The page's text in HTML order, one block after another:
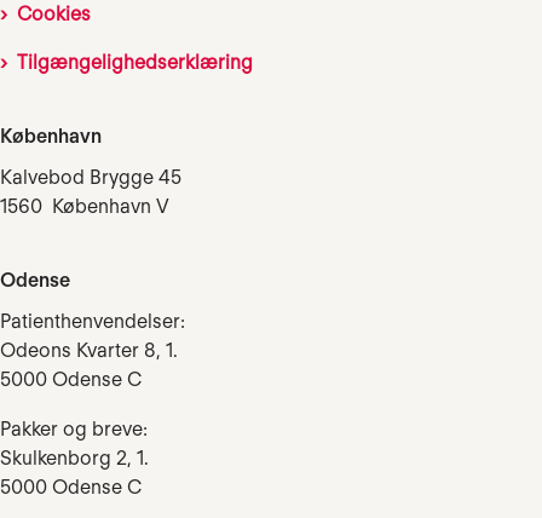
Cookies
Tilgængelighedserklæring
København
Kalvebod Brygge 45
1560 København V
Odense
Patienthenvendelser:
Odeons Kvarter 8, 1.
5000 Odense C
Pakker og breve:
Skulkenborg 2, 1.
5000 Odense C